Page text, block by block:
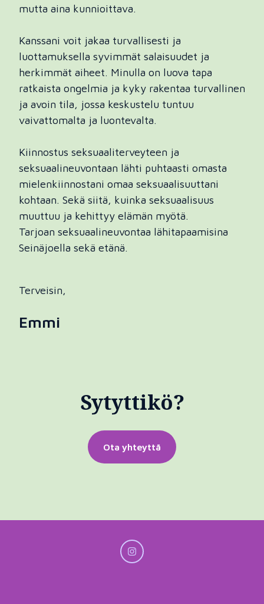
mutta aina kunnioittava.
Kanssani voit jakaa turvallisesti ja
luottamuksella syvimmät salaisuudet ja
herkimmät aiheet. Minulla on luova tapa
ratkaista ongelmia ja kyky rakentaa turvallinen
ja avoin tila, jossa keskustelu tuntuu
vaivattomalta ja luontevalta.
Kiinnostus seksuaaliterveyteen ja
seksuaalineuvontaan lähti puhtaasti omasta
mielenkiinnostani omaa seksuaalisuuttani
kohtaan. Sekä siitä, kuinka seksuaalisuus
muuttuu ja kehittyy elämän myötä.
Tarjoan seksuaalineuvontaa lähitapaamisina
Seinäjoella sekä etänä.
Terveisin,
Emmi
Sytyttikö?
Ota yhteyttä